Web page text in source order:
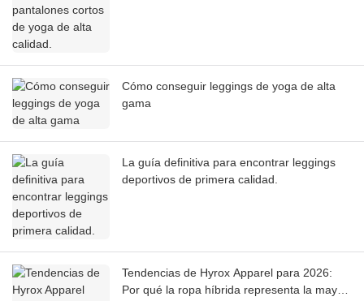
Cómo conseguir leggings de yoga de alta
gama
La guía definitiva para encontrar leggings
deportivos de primera calidad.
Tendencias de Hyrox Apparel para 2026:
Por qué la ropa híbrida representa la mayor